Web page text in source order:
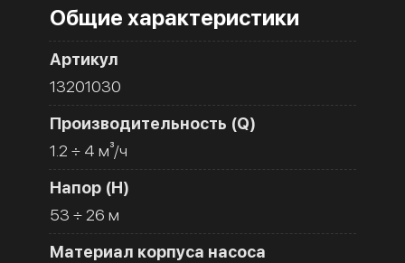
Общие характеристики
Артикул
13201030
Производительность (Q)
1.2 ÷ 4 м³/ч
Напор (H)
53 ÷ 26 м
Материал корпуса насоса